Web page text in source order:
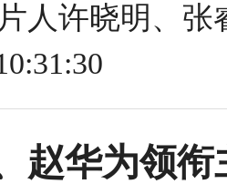
人许晓明、
赵华为领